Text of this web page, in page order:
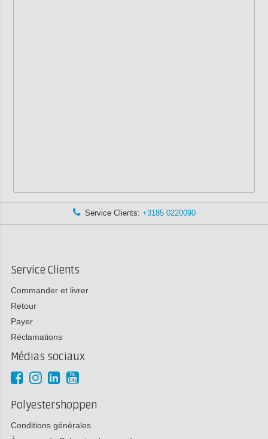
Service Clients: +3185 0220090
Service Clients
Commander et livrer
Retour
Payer
Réclamations
Médias sociaux
Polyestershoppen
Conditions générales